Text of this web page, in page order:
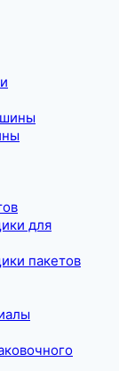
для
пакетов